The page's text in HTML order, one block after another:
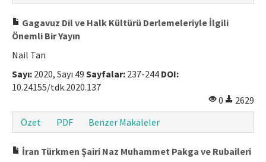
Gagavuz Dil ve Halk Kültürü Derlemeleriyle İlgili
Önemli Bir Yayın
Nail Tan
Sayı: 2020, Sayı 49 Sayfalar: 237-244 DOI:
10.24155/tdk.2020.137
0
2629
Özet
PDF Benzer Makaleler
İran Türkmen Şairi Naz Muhammet Pakga ve Rubaileri